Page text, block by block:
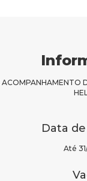
Data
Até